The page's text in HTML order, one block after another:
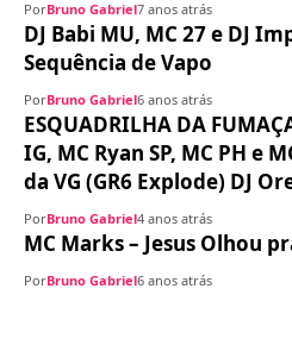
PorBruno Gabriel7 anos atrás
DJ Babi MU, MC 27 e DJ
Sequência de Vapo
PorBruno Gabriel6 anos atrás
ESQUADRILHA DA
IG, MC Ryan SP, MC PH e
da VG (GR6 Explode) DJ
PorBruno Gabriel4 anos atrás
MC Marks – Jesus Olhou
PorBruno Gabriel6 anos atrás